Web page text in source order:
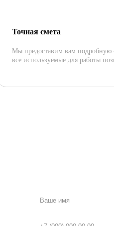
Точная смета
Мы предоставим вам подробную
все используемые для работы